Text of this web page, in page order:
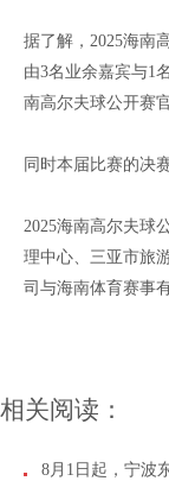
据了解，2025海南
由3名业余嘉宾与1
南高尔夫球公开赛
同时本届比赛的决
2025海南高尔夫球
理中心、三亚市旅
司与海南体育赛事
相关阅读：
8月1日起，宁波